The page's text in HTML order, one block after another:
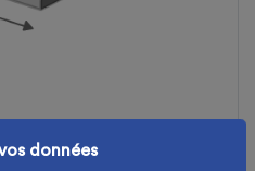
données